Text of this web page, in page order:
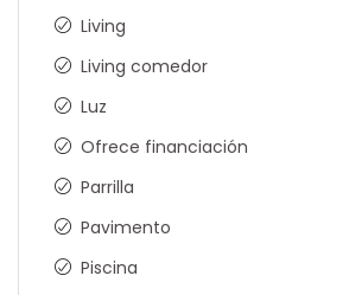
Living
Living comedor
Luz
Ofrece financiación
Parrilla
Pavimento
Piscina